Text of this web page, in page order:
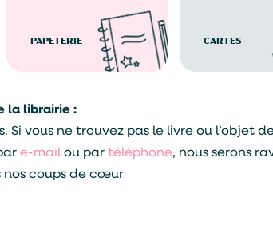
PAPETERIE CARTES
la librairie :
vous ne trouvez pas le livre ou l’objet
e-mailou par téléphone, nous serons
nos coups de cœur